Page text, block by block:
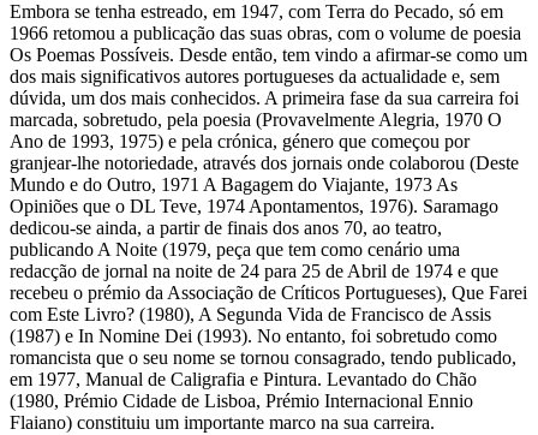
Embora se tenha estreado, em 1947, com Terra do Pecado, só em
1966 retomou a publicação das suas obras, com o volume de poesia
Os Poemas Possíveis. Desde então, tem vindo a afirmar-se como um
dos mais significativos autores portugueses da actualidade e, sem
dúvida, um dos mais conhecidos. A primeira fase da sua carreira foi
marcada, sobretudo, pela poesia (Provavelmente Alegria, 1970 O
Ano de 1993, 1975) e pela crónica, género que começou por
granjear-lhe notoriedade, através dos jornais onde colaborou (Deste
Mundo e do Outro, 1971 A Bagagem do Viajante, 1973 As
Opiniões que o DL Teve, 1974 Apontamentos, 1976). Saramago
dedicou-se ainda, a partir de finais dos anos 70, ao teatro,
publicando A Noite (1979, peça que tem como cenário uma
redacção de jornal na noite de 24 para 25 de Abril de 1974 e que
recebeu o prémio da Associação de Críticos Portugueses), Que Farei
com Este Livro? (1980), A Segunda Vida de Francisco de Assis
(1987) e In Nomine Dei (1993). No entanto, foi sobretudo como
romancista que o seu nome se tornou consagrado, tendo publicado,
em 1977, Manual de Caligrafia e Pintura. Levantado do Chão
(1980, Prémio Cidade de Lisboa, Prémio Internacional Ennio
Flaiano) constituiu um importante marco na sua carreira.